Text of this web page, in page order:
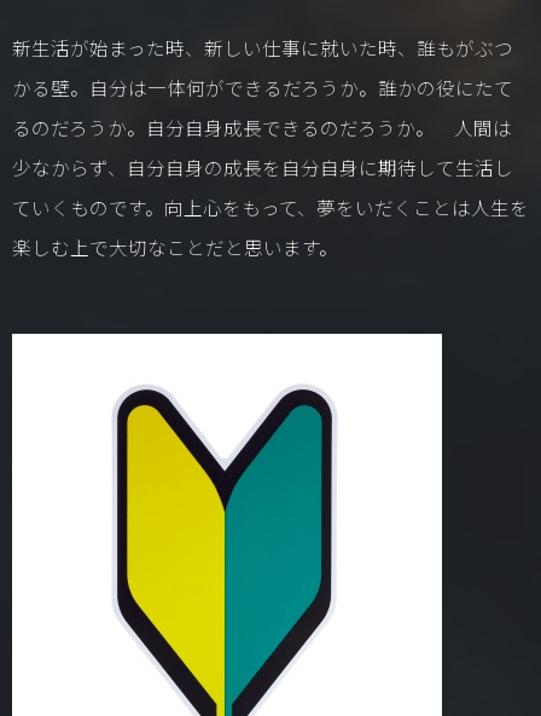
新生活が始まった時、新しい仕事に就いた時、誰もがぶつ
かる壁。自分は一体何ができるだろうか。誰かの役にたて
るのだろうか。自分自身成長できるのだろうか。 人間は
少なからず、自分自身の成長を自分自身に期待して生活し
ていくものです。向上心をもって、夢をいだくことは人生を
楽しむ上で大切なことだと思います。